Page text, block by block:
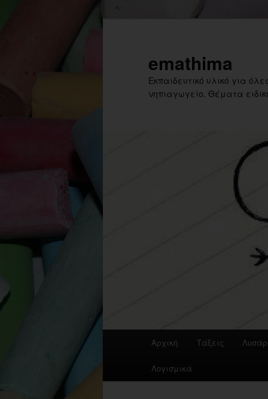
emathima
Εκπαιδευτικό υλικό για
νηπιαγωγείο. Θέματα
Αρχική Τάξεις
Λογισμικά